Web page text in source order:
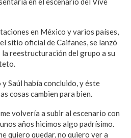
en México y varios países,
sitio oficial de Caifanes, se lanzó
la reestructuración del grupo a su
Saúl había concluido, y éste
cosas cambien para bien.
volvería a subir al escenario con
años hicimos algo padrísimo.
quiero quedar, no quiero ver a